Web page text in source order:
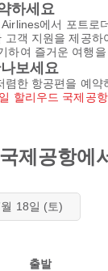
하세요
에서 포트
객 지원을 제공
여 즐거운 여행
보세요
한 항공편을 예
할리우드 국제공
제공항
18일 (토)
출발